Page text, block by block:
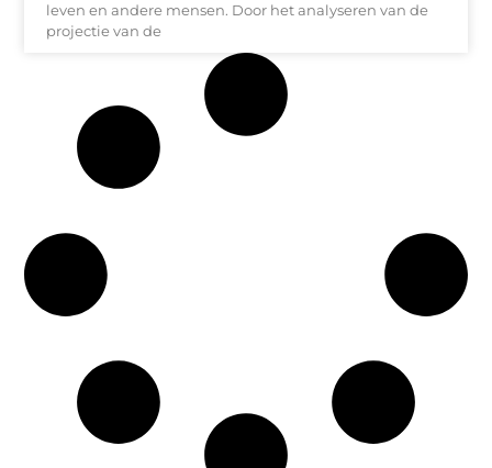
leven en andere mensen. Door het analyseren van de
projectie van de